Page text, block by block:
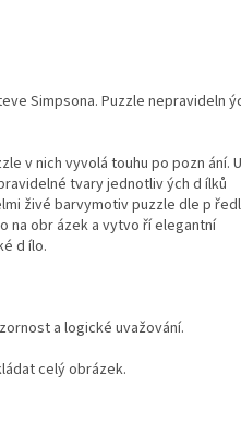
Simpsona. Puzzle nepravideln
v nich vyvolá touhu po pozn ání.
tvary jednotliv ých d ílků
živé barvymotiv puzzle dle p
na obr ázek a vytvo ří elegantní
d ílo.
a logické uvažování.
celý obrázek.